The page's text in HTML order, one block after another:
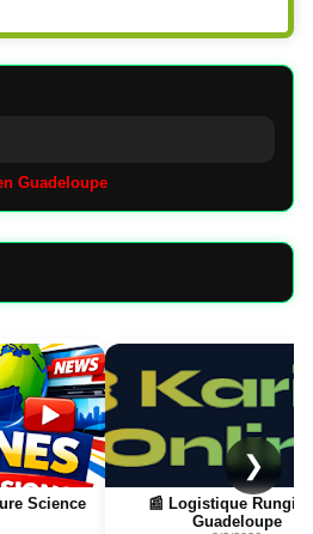
Guadeloupe
→
📰 📺 Une La pétanque des
boulistenautes
❯